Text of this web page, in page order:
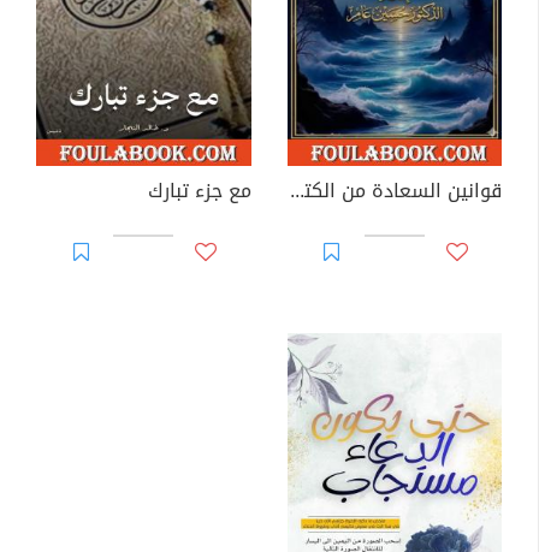
قوانين السعادة من الكتاب والسنة مع جزء تبارك